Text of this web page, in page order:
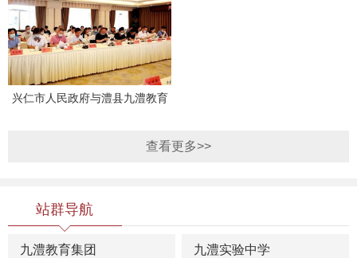
兴仁市人民政府与澧县九澧教育
查看更多>>
站群导航
九澧教育集团 九澧实验中学